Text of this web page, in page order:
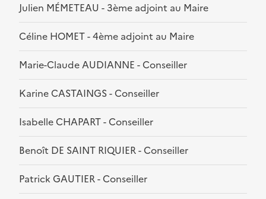
Julien MÉMETEAU - 3ème adjoint au Maire
Céline HOMET - 4ème adjoint au Maire
Marie-Claude AUDIANNE - Conseiller
Karine CASTAINGS - Conseiller
Isabelle CHAPART - Conseiller
Benoît DE SAINT RIQUIER - Conseiller
Patrick GAUTIER - Conseiller